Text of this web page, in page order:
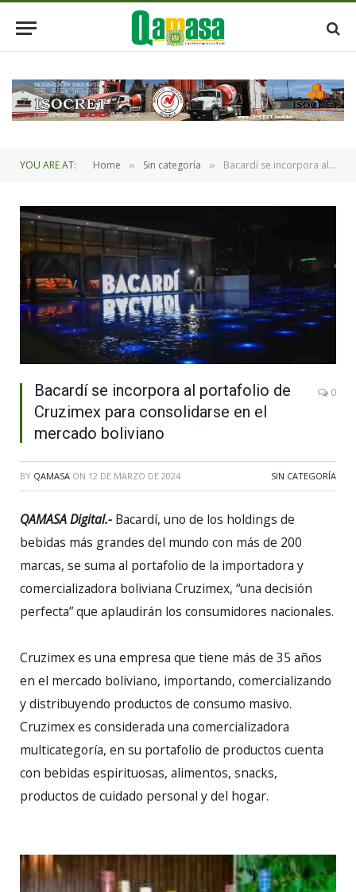
YOU ARE AT: Home » Sin categoría » Bacardí se incorpora al portafolio de Cruzimex para consolidarse en el mercado boliviano
Bacardí se incorpora al portafolio de
Cruzimex para consolidarse en el
mercado boliviano
0
BY QAMASA ON 12 DE MARZO DE 2024 SIN CATEGORÍA
QAMASA Digital.- Bacardí, uno de los holdings de
bebidas más grandes del mundo con más de 200
marcas, se suma al portafolio de la importadora y
comercializadora boliviana Cruzimex, “una decisión
perfecta” que aplaudirán los consumidores nacionales.
Cruzimex es una empresa que tiene más de 35 años
en el mercado boliviano, importando, comercializando
y distribuyendo productos de consumo masivo.
Cruzimex es considerada una comercializadora
multicategoría, en su portafolio de productos cuenta
con bebidas espirituosas, alimentos, snacks,
productos de cuidado personal y del hogar.